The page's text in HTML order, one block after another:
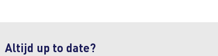
Altijd up to date?